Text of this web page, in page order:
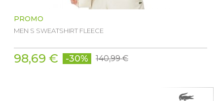
PROMO
MEN S SWEATSHIRT FLEECE
98,69 € -30% 140,99 €